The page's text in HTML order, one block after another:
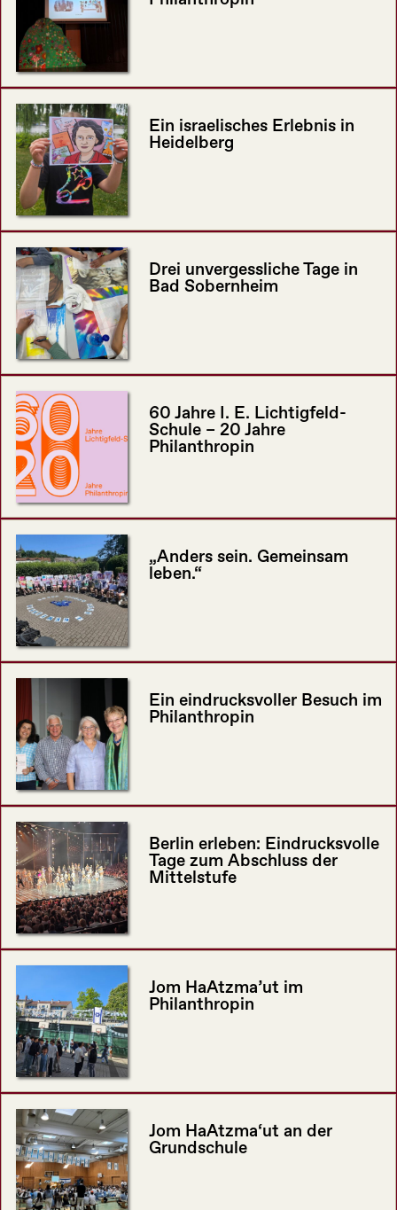
Ein israelisches Erlebnis in
Heidelberg
Drei unvergessliche Tage in
Bad Sobernheim
60 Jahre I. E. Lichtigfeld-
Schule – 20 Jahre
Philanthropin
„Anders sein. Gemeinsam
leben.“
Ein eindrucksvoller Besuch im
Philanthropin
Berlin erleben: Eindrucksvolle
Tage zum Abschluss der
Mittelstufe
Jom HaAtzma’ut im
Philanthropin
Jom HaAtzma‘ut an der
Grundschule